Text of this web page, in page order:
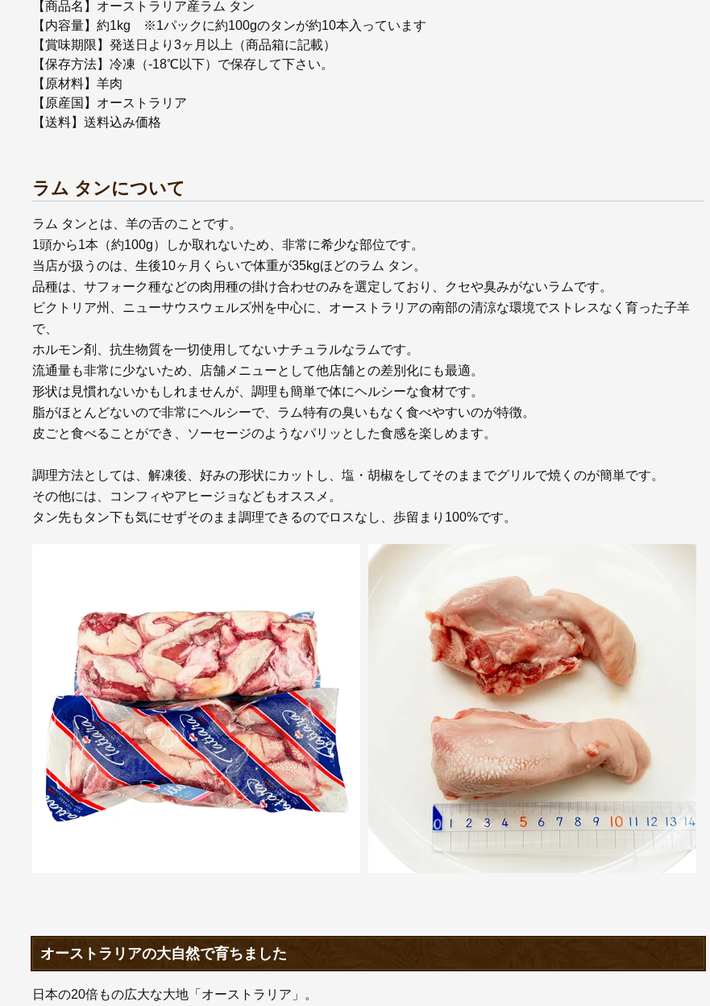
【商品名】オーストラリア産ラム タン
【内容量】約1kg ※1パックに約100gのタンが約10本入っています
【賞味期限】発送日より3ヶ月以上（商品箱に記載）
【保存方法】冷凍（-18℃以下）で保存して下さい。
【原材料】羊肉
【原産国】オーストラリア
【送料】送料込み価格
ラム タンについて
ラム タンとは、羊の舌のことです。
1頭から1本（約100g）しか取れないため、非常に希少な部位です。
当店が扱うのは、生後10ヶ月くらいで体重が35kgほどのラム タン。
品種は、サフォーク種などの肉用種の掛け合わせのみを選定しており、クセや臭みがないラムです。
ビクトリア州、ニューサウスウェルズ州を中心に、オーストラリアの南部の清涼な環境でストレスなく育った子羊
で、
ホルモン剤、抗生物質を一切使用してないナチュラルなラムです。
流通量も非常に少ないため、店舗メニューとして他店舗との差別化にも最適。
形状は見慣れないかもしれませんが、調理も簡単で体にヘルシーな食材です。
脂がほとんどないので非常にヘルシーで、ラム特有の臭いもなく食べやすいのが特徴。
皮ごと食べることができ、ソーセージのようなパリッとした食感を楽しめます。
調理方法としては、解凍後、好みの形状にカットし、塩・胡椒をしてそのままでグリルで焼くのが簡単です。
その他には、コンフィやアヒージョなどもオススメ。
タン先もタン下も気にせずそのまま調理できるのでロスなし、歩留まり100%です。
オーストラリアの大自然で育ちました
日本の20倍もの広大な大地「オーストラリア」。